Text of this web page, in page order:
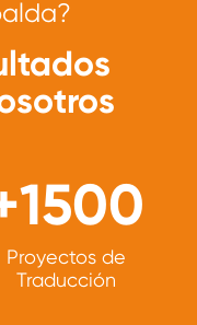
Proyectos de
Traducción